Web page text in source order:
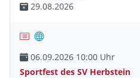
29.08.2026
06.09.2026 10:00 Uhr
Sportfest des SV Herbstein